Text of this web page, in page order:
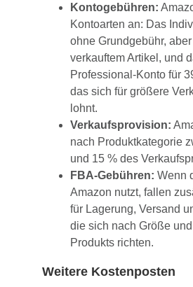
Kontogebühren:
Kontoarten an: Das
ohne Grundgebühr,
verkauftem Artikel, und
Professional-Konto für
das sich für größere
lohnt.
Verkaufsprovision:
nach Produktkategorie
und 15 % des
FBA-Gebühren: Wenn
Amazon nutzt, fallen
für Lagerung, Versand
die sich nach Größe
Produkts richten.
Weitere Kostenposten